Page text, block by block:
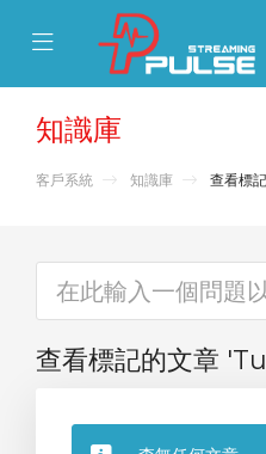
Mobile Menu
Mobile Menu
知識庫
客戶系統 知識庫 查看標
查看標記的文章